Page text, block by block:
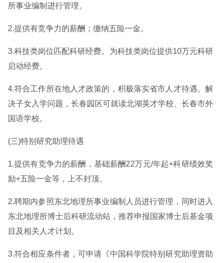
所事业编制进行管理。
2.提供有竞争力的薪酬；缴纳五险一金。
3.科技类岗位匹配科研经费。为科技类岗位提供10万元科研
启动经费。
4.符合工作所在地人才政策的，积极落实省市人才待遇。解
决子女入学问题，长春园区可就读北湖英才学校、长春市外
国语学校。
(三)特别研究助理待遇
1.提供有竞争力的薪酬，基础薪酬22万元/年起+科研绩效奖
励+五险一金等，上不封顶。
2.聘期内参照东北地理所事业编制人员进行管理，同时进入
东北地理所博士后科研流动站，推荐申报国家博士后基金项
目及相关人才计划。
3.符合相应条件者，可申请《中国科学院特别研究助理资助